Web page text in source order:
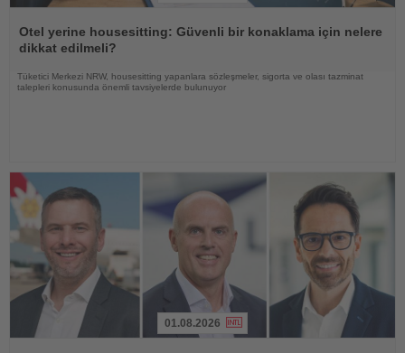
Oku
Otel yerine housesitting: Güvenli bir konaklama için nelere
dikkat edilmeli?
Tüketici Merkezi NRW, housesitting yapanlara sözleşmeler, sigorta ve olası tazminat
talepleri konusunda önemli tavsiyelerde bulunuyor
01.08.2026